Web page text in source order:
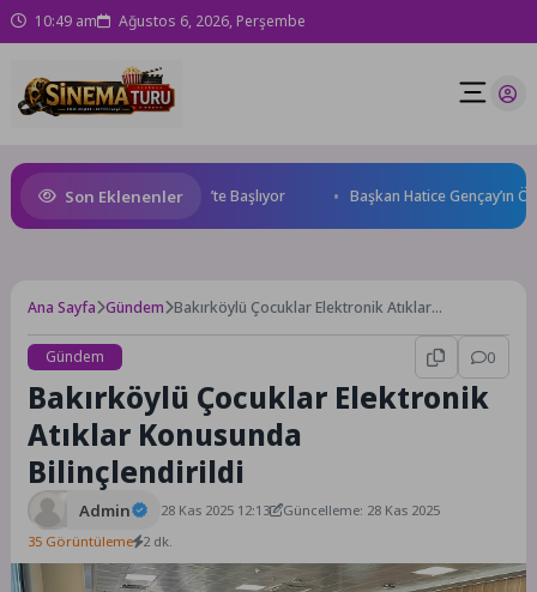
10:49 am Ağustos 6, 2026, Perşembe
Son Eklenenler
World Cup Heyecanı Paris’te Başlıyor Başkan Hatice Gençay’ın
Ana Sayfa Gündem Bakırköylü Çocuklar Elektronik Atıklar
Gündem
0
Bakırköylü Çocuklar Elektronik
Atıklar Konusunda
Bilinçlendirildi
Admin 28 Kas 2025 12:13
Güncelleme: 28 Kas 2025
35 Görüntüleme 2 dk.